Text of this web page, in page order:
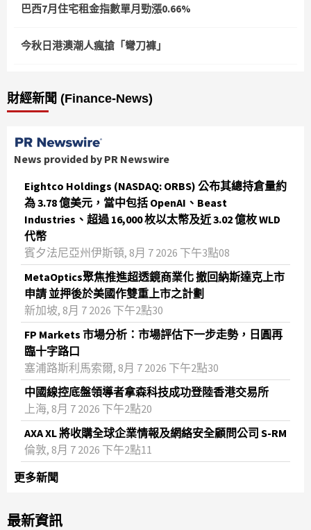
巴西7月住宅租金指數單月勁漲0.66%
今秋日港澳潮人瘋搶「彎刀褲」
財經新聞 (Finance-News)
News provided by PR Newswire
Eightco Holdings (NASDAQ: ORBS) 公布其總持倉量約
為 3.78 億美元，當中包括 OpenAI、Beast
Industries、超過 16,000 枚以太幣及近 3.02 億枚 WLD
代幣
賓夕法尼亞州伊斯頓, 8月 7 2026 下午3點08
MetaOptics聚焦推進超透鏡商業化 撤回納斯達克上市
申請 並押後於美國作雙重上市之計劃
新加坡, 8月 7 2026 下午2點30
FP Markets 市場分析：市場評估下一步走勢，日圓再
臨十字路口
塞浦路斯利馬索爾, 8月 7 2026 下午2點30
中國線控底盤領導者拿森科技成功登陸香港交易所
上海, 8月 7 2026 下午2點20
AXA XL 將收購全球企業情報及網絡安全顧問公司 S-RM
倫敦, 8月 7 2026 下午2點11
更多新聞
最新資訊